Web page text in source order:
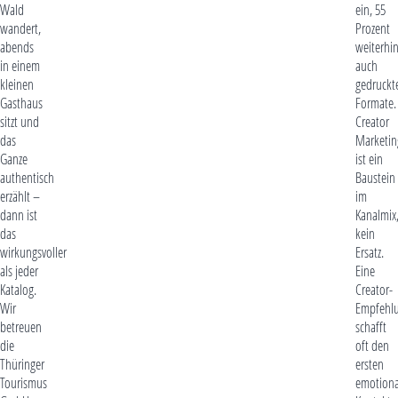
Wald
wandert,
abends
in einem
kleinen
Gasthaus
sitzt und
das
Ganze
authentisch
erzählt –
dann ist
das
wirkungsvoller
als jeder
Katalog.
Wir
betreuen
die
Thüringer
Tourismus
ein, 55
Prozent
weiterhin
auch
Formate.
Creator
ist ein
Baustein
im
Kanalmix,
kein
Ersatz.
Eine
Creator-
schafft
oft den
ersten